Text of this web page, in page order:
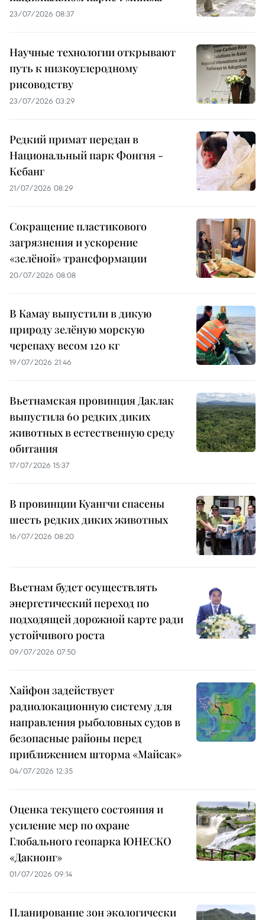
23/07/2026 08:37
Научные технологии открывают
путь к низкоуглеродному
рисоводству
23/07/2026 03:29
Редкий примат передан в
Национальный парк Фонгня -
Кебанг
21/07/2026 08:29
Сокращение пластикового
загрязнения и ускорение
«зелёной» трансформации
20/07/2026 08:08
В Камау выпустили в дикую
природу зелёную морскую
черепаху весом 120 кг
19/07/2026 21:46
Вьетнамская провинция Даклак
выпустила 60 редких диких
животных в естественную среду
обитания
17/07/2026 15:37
В провинции Куангчи спасены
шесть редких диких животных
16/07/2026 08:20
Вьетнам будет осуществлять
энергетический переход по
подходящей дорожной карте ради
устойчивого роста
09/07/2026 07:50
Хайфон задействует
радиолокационную систему для
направления рыболовных судов в
безопасные районы перед
приближением шторма «Майсак»
04/07/2026 12:35
Оценка текущего состояния и
усиление мер по охране
Глобального геопарка ЮНЕСКО
«Дакнонг»
01/07/2026 09:14
Планирование зон экологически